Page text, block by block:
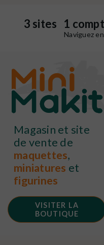
3 sites 1
Naviguez
Magasin et site
de vente de
maquettes,
miniatures et
figurines
VISITER LA
BOUTIQUE